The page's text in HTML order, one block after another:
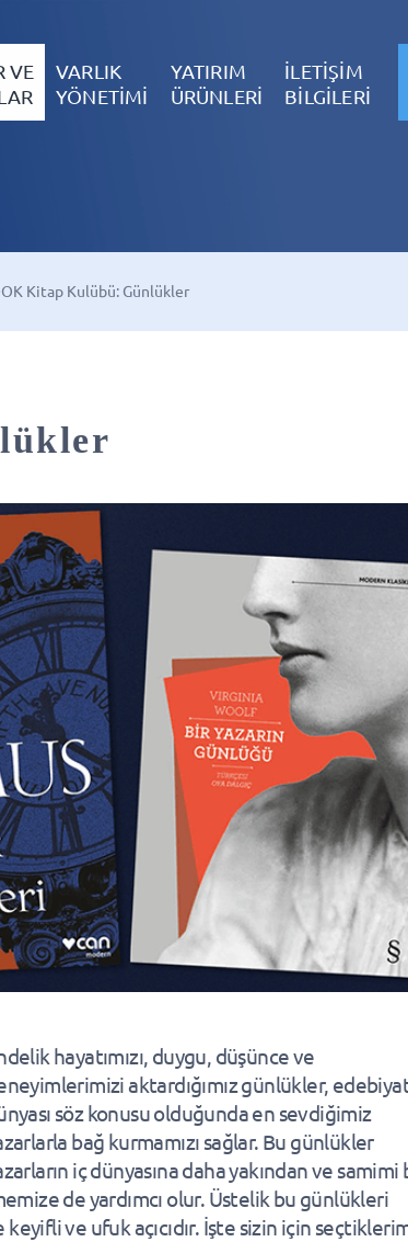
VE
VARLIK
YÖNETİMİ
YATIRIM
ÜRÜNLERİ
İLETİŞİM
BİLGİLERİ
Kitap Kulübü: Günlükler
hayatımızı, duygu, düşünce ve
aktardığımız günlükler,
söz konusu olduğunda en sevdiğimiz
bağ kurmamızı sağlar. Bu günlükler
iç dünyasına daha yakından ve samimi
de yardımcı olur. Üstelik bu günlükleri
ve ufuk açıcıdır. İşte sizin için